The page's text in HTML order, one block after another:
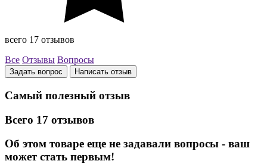
всего 17 отзывов
Все Отзывы Вопросы
Задать вопрос Написать отзыв
Самый полезный отзыв
Всего 17 отзывов
Об этом товаре еще не задавали вопросы - ваш
может стать первым!